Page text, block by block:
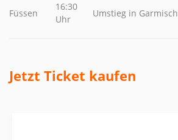
Füssen
16:30
Uhr
Umstieg in Garmisch
Jetzt Ticket kaufen